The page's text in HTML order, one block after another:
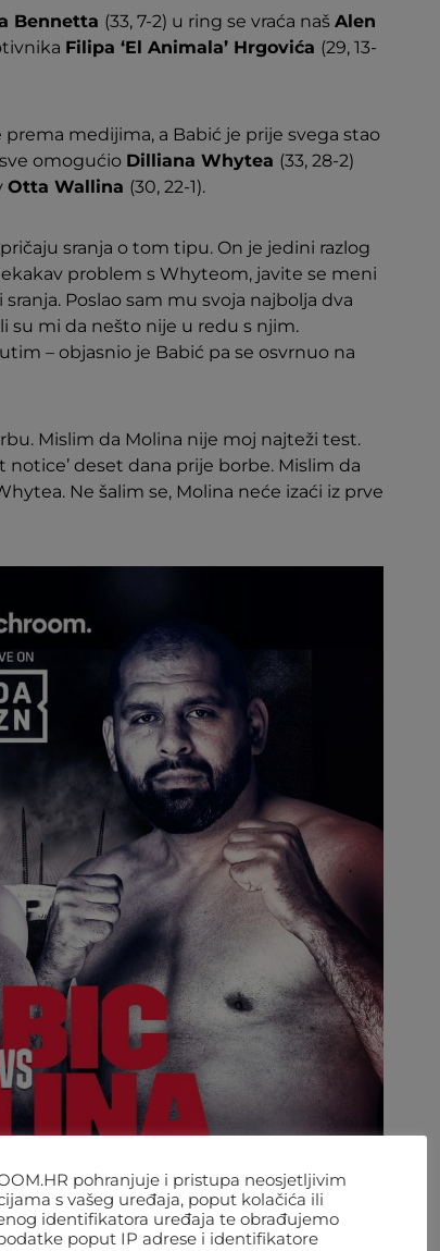
Bennetta (33, 7-2) u ring se vraća naš Alen
Filipa ‘El Animala’ Hrgovića (29, 13-
medijima, a Babić je prije svega stao
omogućio Dilliana Whytea (33, 28-2)
Otta Wallina (30, 22-1).
sranja o tom tipu. On je jedini razlog
problem s Whyteom, javite se meni
Poslao sam mu svoja najbolja dva
su mi da nešto nije u redu s njim.
– objasnio je Babić pa se osvrnuo na
Mislim da Molina nije moj najteži test.
deset dana prije borbe. Mislim da
Ne šalim se, Molina neće izaći iz prve
pohranjuje i pristupa neosjetljivim
s vašeg uređaja, poput kolačića ili
identifikatora uređaja te obrađujemo
poput IP adrese i identifikatore